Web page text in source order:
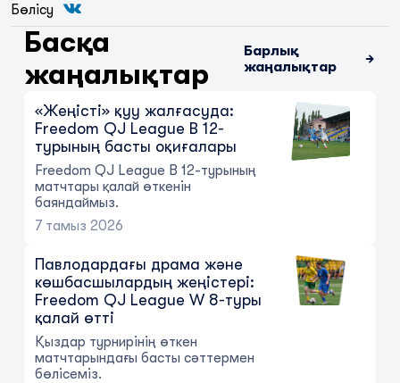
Бөлісу
Басқа
жаңалықтар
Барлық
жаңалықтар
«Шахтер» мен «Ордабасының»
сүрінуі: Freedom QJ League 14-
туры қалай өтті
9 тамыз 2026
«Жеңісті» қуу жалғасуда:
Freedom QJ League B 12-
турының басты оқиғалары
Freedom QJ League B 12-турының
матчтары қалай өткенін
баяндаймыз.
7 тамыз 2026
Павлодардағы драма және
көшбасшылардың жеңістері:
Freedom QJ League W 8-туры
қалай өтті
Қыздар турнирінің өткен
матчтарындағы басты сәттермен
бөлісеміз.